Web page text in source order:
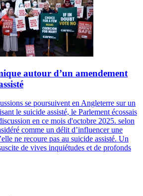
autour d’un amendement
se poursuivent en Angleterre sur un
le suicide assisté, le Parlement écossais
en ce mois d'octobre 2025. selon
comme un délit d’influencer une
ne recoure pas au suicide assisté. Un
de vives inquiétudes et de profonds